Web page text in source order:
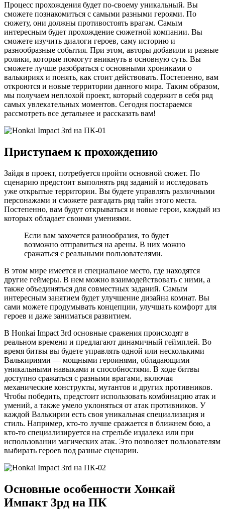
Процесс прохождения будет по-своему уникальный. Вы
сможете познакомиться с самыми разными героями. По
сюжету, они должны противостоять врагам. Самым
интересным будет прохождение сюжетной компании. Вы
сможете изучить диалоги героев, саму историю и
разнообразные события. При этом, авторы добавили и разные
ролики, которые помогут вникнуть в основную суть. Вы
сможете лучше разобраться с основными хрониками о
валькириях и понять, как стоит действовать. Постепенно, вам
откроются и новые территории данного мира. Таким образом,
мы получаем неплохой проект, который содержит в себя ряд
самых увлекательных моментов. Сегодня постараемся
рассмотреть все детальнее и рассказать вам!
Приступаем к прохождению
Зайдя в проект, потребуется пройти основной сюжет. По
сценарию предстоит выполнять ряд заданий и исследовать
уже открытые территории. Вы будете управлять различными
персонажами и сможете разгадать ряд тайн этого места.
Постепенно, вам будут открываться и новые герои, каждый из
которых обладает своими умениями.
Если вам захочется разнообразия, то будет
возможно отправиться на арены. В них можно
сражаться с реальными пользователями.
В этом мире имеется и специальное место, где находятся
другие геймеры. В нем можно взаимодействовать с ними, а
также объединяться для совместных заданий. Самым
интересным занятием будет улучшение дизайна комнат. Вы
сами можете продумывать концепции, улучшать комфорт для
героев и даже заниматься развитием.
В Honkai Impact 3rd основные сражения происходят в
реальном времени и предлагают динамичный геймплей. Во
время битвы вы будете управлять одной или несколькими
Валькириями — мощными героинями, обладающими
уникальными навыками и способностями. В ходе битвы
доступно сражаться с разными врагами, включая
механические конструкты, мутантов и других противников.
Чтобы победить, предстоит использовать комбинацию атак и
умений, а также умело уклоняться от атак противников. У
каждой Валькирии есть своя уникальная специализация и
стиль. Например, кто-то лучше сражается в ближнем бою, а
кто-то специализируется на стрельбе издалека или при
использовании магических атак. Это позволяет пользователям
выбирать героев под разные сценарии.
Основные особенности Хонкай
Импакт 3рд на ПК